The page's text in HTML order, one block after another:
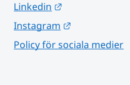
Linkedin
Instagram
Policy för sociala medier